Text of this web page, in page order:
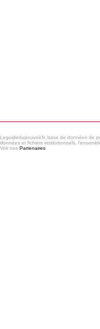
Leguidedupouvoir.fr, base de données de
données et fichiers institutionnels,
Voir nos Partenaires